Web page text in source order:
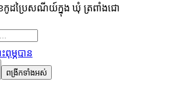
ដប្រៃសណីយ៍ក្នុង ឃុំ ត្រពាំងជោ
ម្ភបាន
ពង្រីកទាំងអស់